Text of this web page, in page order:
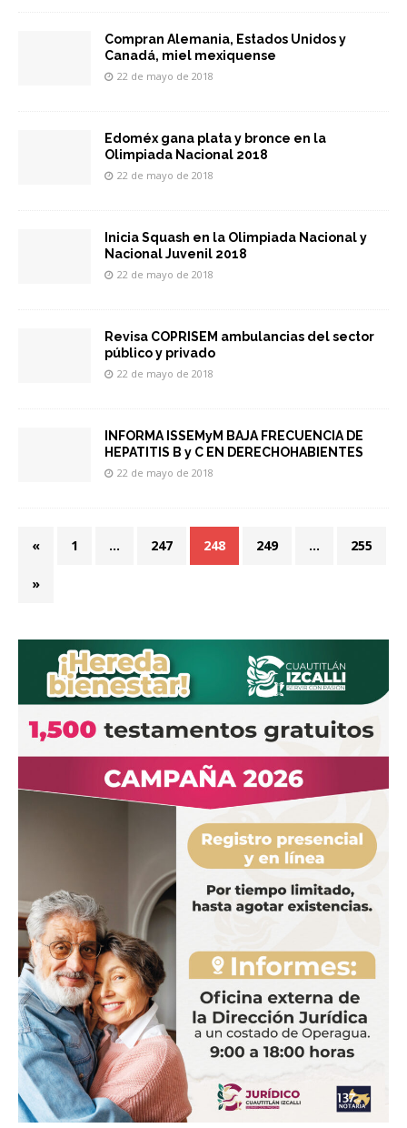
Compran Alemania, Estados Unidos y
Canadá, miel mexiquense
22 de mayo de 2018
Edoméx gana plata y bronce en la
Olimpiada Nacional 2018
22 de mayo de 2018
Inicia Squash en la Olimpiada Nacional y
Nacional Juvenil 2018
22 de mayo de 2018
Revisa COPRISEM ambulancias del sector
público y privado
22 de mayo de 2018
INFORMA ISSEMyM BAJA FRECUENCIA DE
HEPATITIS B y C EN DERECHOHABIENTES
22 de mayo de 2018
« 1 … 247 248 249 … 255
»